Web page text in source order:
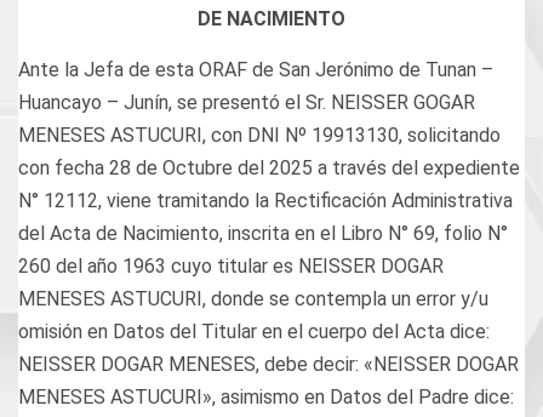
DE NACIMIENTO
Ante la Jefa de esta ORAF de San Jerónimo de Tunan –
Huancayo – Junín, se presentó el Sr. NEISSER GOGAR
MENESES ASTUCURI, con DNI Nº 19913130, solicitando
con fecha 28 de Octubre del 2025 a través del expediente
N° 12112, viene tramitando la Rectificación Administrativa
del Acta de Nacimiento, inscrita en el Libro N° 69, folio N°
260 del año 1963 cuyo titular es NEISSER DOGAR
MENESES ASTUCURI, donde se contempla un error y/u
omisión en Datos del Titular en el cuerpo del Acta dice:
NEISSER DOGAR MENESES, debe decir: «NEISSER DOGAR
MENESES ASTUCURI», asimismo en Datos del Padre dice: